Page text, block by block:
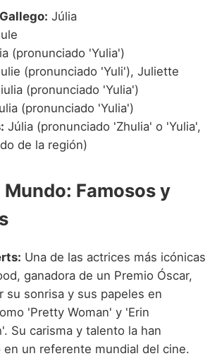
Júlia
(pronunciado 'Yulia')
(pronunciado 'Yuli'), Juliette
(pronunciado 'Yulia')
(pronunciado 'Yulia')
Júlia (pronunciado 'Zhulia' o 'Yulia',
de la región)
Famosos y
Una de las actrices más icónicas
ganadora de un Premio Óscar,
su sonrisa y sus papeles en
'Pretty Woman' y 'Erin
Su carisma y talento la han
un referente mundial del cine.